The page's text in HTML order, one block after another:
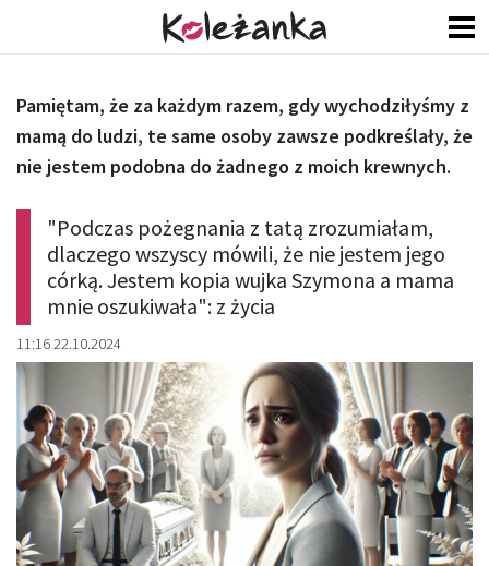
"Podczas pożegnania z tatą zrozumiałam,
dlaczego wszyscy mówili, że nie jestem jego
córką. Jestem kopia wujka Szymona a mama
mnie oszukiwała": z życia
11:16 22.10.2024
Pamiętam, że za każdym razem, gdy wychodziłyśmy z
mamą do ludzi, te same osoby zawsze podkreślały, że
nie jestem podobna do żadnego z moich krewnych.